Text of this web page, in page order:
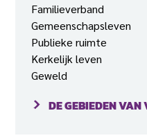
Familieverband
Gemeenschapsleven
Publieke ruimte
Kerkelijk leven
Geweld
DE GEBIEDEN VAN